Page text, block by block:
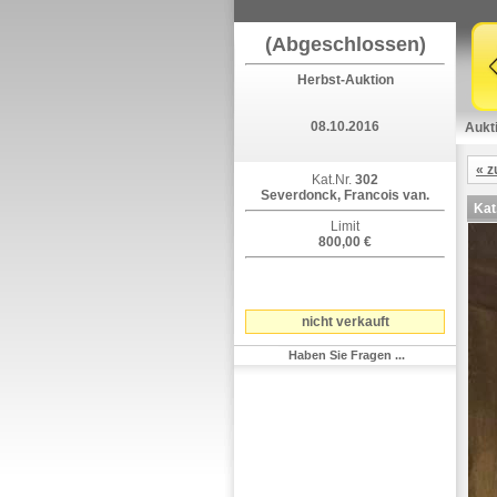
(Abgeschlossen)
Herbst-Auktion
08.10.2016
Kat.Nr. 302
Severdonck, Francois van.
Limit
800,00 €
nicht verkauft
Haben Sie Fragen ...
«